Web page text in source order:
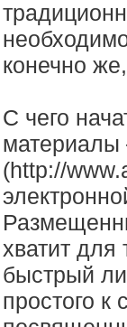
конечно
С чего
материалы
(http://
хватит для
быстрый
простого к